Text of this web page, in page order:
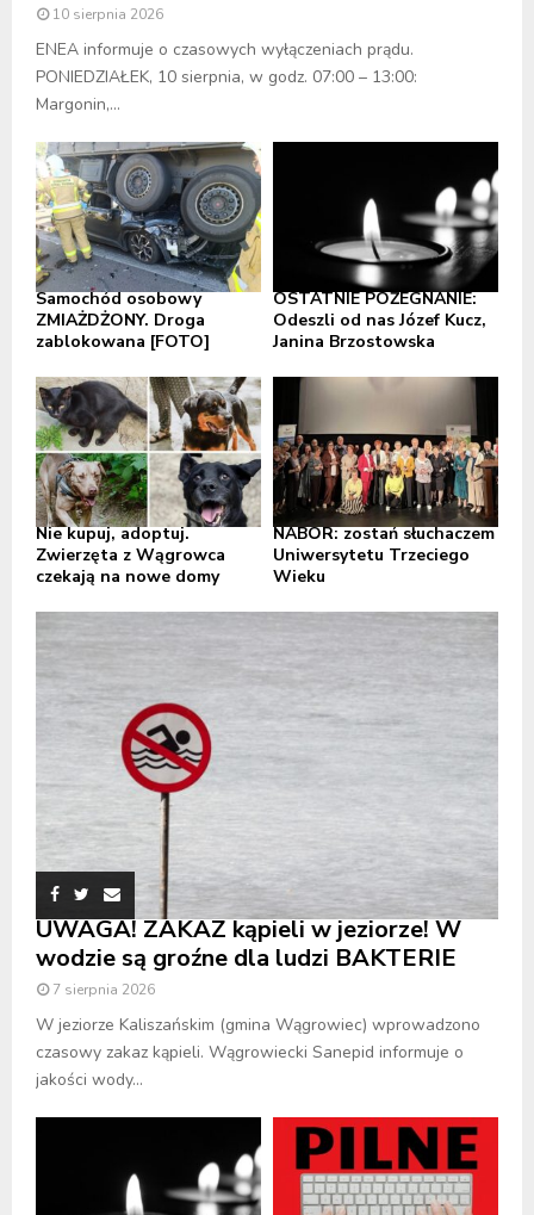
10 sierpnia 2026
ENEA informuje o czasowych wyłączeniach prądu.
PONIEDZIAŁEK, 10 sierpnia, w godz. 07:00 – 13:00:
Margonin,...
Samochód osobowy
ZMIAŻDŻONY. Droga
zablokowana [FOTO]
OSTATNIE POŻEGNANIE:
Odeszli od nas Józef Kucz,
Janina Brzostowska
Nie kupuj, adoptuj.
Zwierzęta z Wągrowca
czekają na nowe domy
NABÓR: zostań słuchaczem
Uniwersytetu Trzeciego
Wieku
UWAGA! ZAKAZ kąpieli w jeziorze! W
wodzie są groźne dla ludzi BAKTERIE
7 sierpnia 2026
W jeziorze Kaliszańskim (gmina Wągrowiec) wprowadzono
czasowy zakaz kąpieli. Wągrowiecki Sanepid informuje o
jakości wody...